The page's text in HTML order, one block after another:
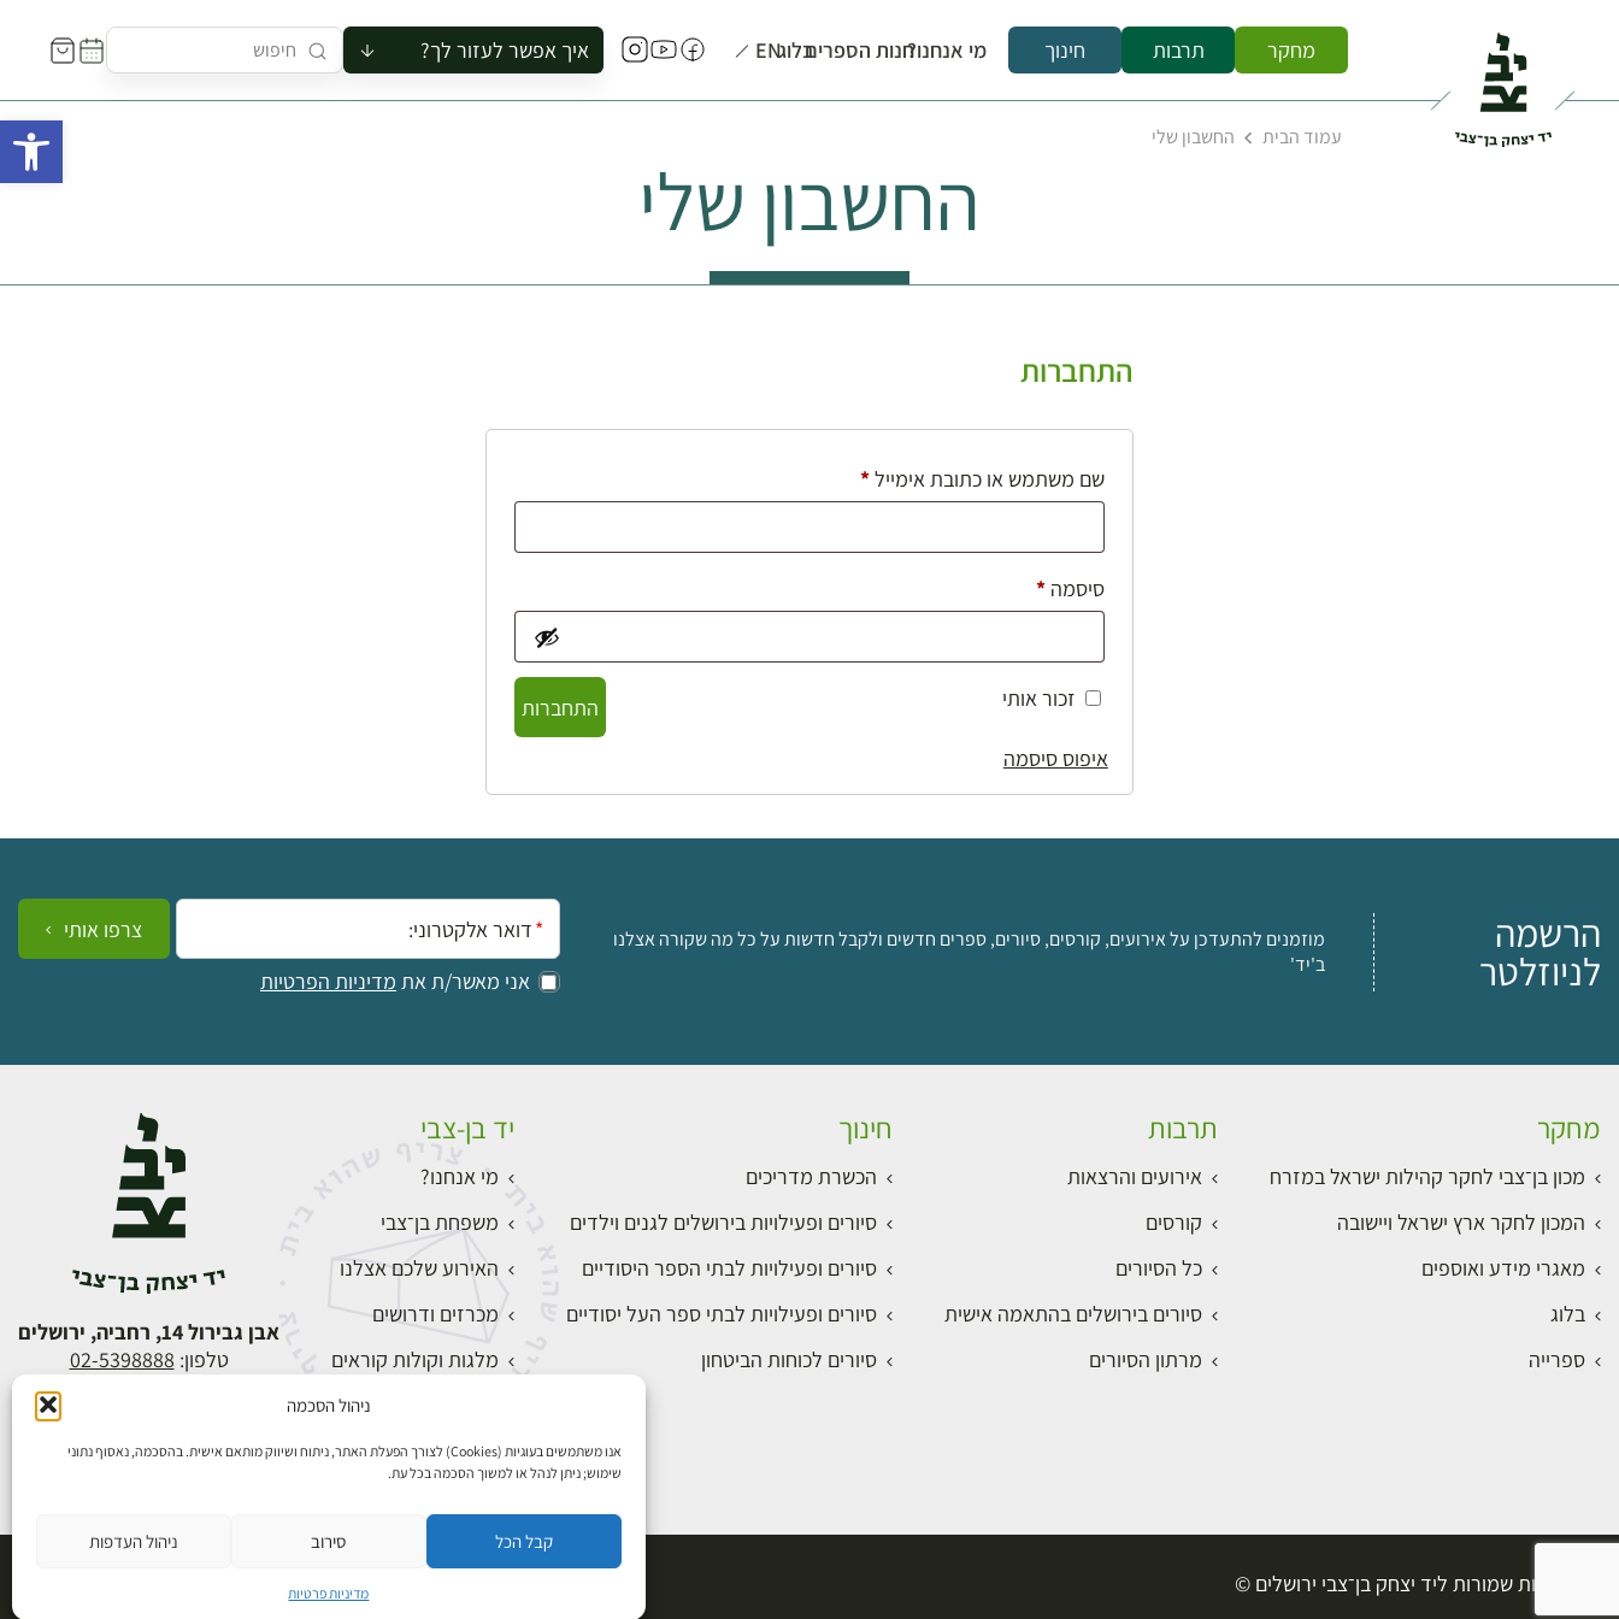
ניהול הסכמה
אנו משתמשים בעוגיות (Cookies) לצורך הפעלת האתר, ניתוח ושיווק מותאם אישית. בהסכמה, נאסוף נתוני
שימוש; ניתן לנהל או למשוך הסכמה בכל עת.
קבל הכל סירוב ניהול העדפות
מדיניות פרטיות
מחקר תרבות חינוך מי אנחנו?חנות הספריםבלוגEN איך אפשר לעזור לך?
להזמין סיור לקבוצה
לתאם ביקור בצריף
עמוד הבית החשבון שלי
החשבון שלי
התחברות
שם משתמש או כתובת אימייל*חובה
סיסמה*חובה
זכור אותי
התחברות
איפוס סיסמה
הרשמה
לניוזלטר
מוזמנים להתעדכן על אירועים, קורסים, סיורים, ספרים חדשים ולקבל חדשות על כל מה שקורה אצלנו
ב'יד'
אימייל:
אני מאשר/ת את מדיניות הפרטיות
צרפו אותי
מחקר
מכון בן־צבי לחקר קהילות ישראל במזרח
המכון לחקר ארץ ישראל ויישובה
מאגרי מידע ואוספים
בלוג
ספרייה
תרבות
אירועים והרצאות
קורסים
כל הסיורים
סיורים בירושלים בהתאמה אישית
מרתון הסיורים
חינוך
הכשרת מדריכים
סיורים ופעילויות בירושלים לגנים וילדים
סיורים ופעילויות לבתי הספר היסודיים
סיורים ופעילויות לבתי ספר העל יסודיים
סיורים לכוחות הביטחון
יד בן-צבי
מי אנחנו?
משפחת בן־צבי
האירוע שלכם אצלנו
מכרזים ודרושים
מלגות וקולות קוראים
התחברות
אבן גבירול 14, רחביה, ירושלים
טלפון: 02-5398888
כל הזכויות שמורות ליד יצחק בן־צבי ירושלים ©